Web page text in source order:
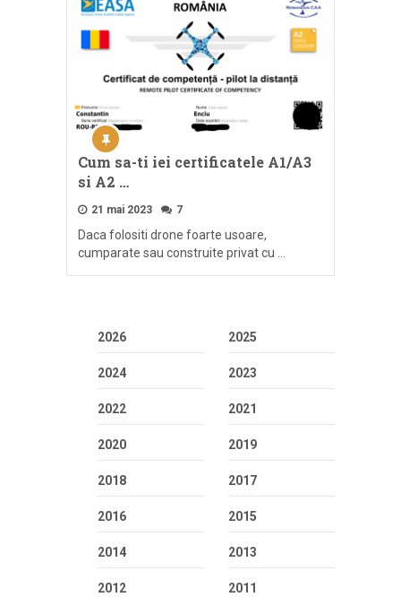
Cum sa-ti iei certificatele A1/A3
si A2 …
21 mai 2023 7
Daca folositi drone foarte usoare,
cumparate sau construite privat cu …
2026 2025
2024 2023
2022 2021
2020 2019
2018 2017
2016 2015
2014 2013
2012 2011